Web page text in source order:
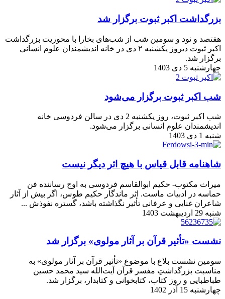
بزرگداشت اکبر ثبوت برگزار شد
هفتصد و نود و سومین شب از شب‌های بخارا با محوریت بزرگداشت
اکبر ثبوت دیروز یکشنبه ۲ دی در خانه اندیشمندان علوم انسانی
برگزار شد.
چهارشنبه 5 دی 1403
شب اکبر ثبوت برگزار می‌شود
شب اکبر ثبوت، روز یکشنبه 2 دی در سالن فردوسی خانه
اندیشمندان علوم انسانی برگزار می‌شود.
شنبه 1 دی 1403
شاهنامه قابل قیاس با هیچ اثر دیگر نیست
میراث مکتوب- حکیم ابوالقاسم فردوسی به اوج رساننده فن
حماسه در ادبیات ماست. اثر ماندگار حکیم طوس، اگر بیش از آثار
شاعران غنایی و عرفانی تأثیر نگذاشته باشد، گستره نفوذش ...
شنبه 29 اردیبهشت 1403
نشست «تأثیر قرآن بر آثار مولوی» برگزار شد
سومین نشست بلاغ با موضوع «تأثیر قرآن بر آثار مولوی» به
مناسبت بزرگداشتِ مفسر قرآن آیت‌الله سید محمد حسین
طباطبایی و روز کتاب، کتابخوانی و کتابدار، برگزار شد.
چهارشنبه 15 آذر 1402